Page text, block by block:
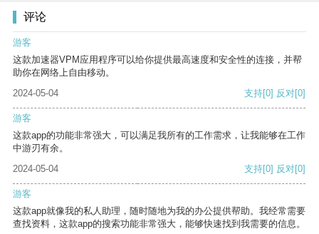
评论
游客
这款加速器VPM应用程序可以给你提供最高速度和安全性的连接，并帮
助你在网络上自由移动。
2024-05-04
支持[0] 反对[0]
游客
这款app的功能非常强大，可以满足我所有的工作需求，让我能够在工作
中游刃有余。
2024-05-04
支持[0] 反对[0]
游客
这款app就像我的私人助理，随时随地为我的办公提供帮助。我经常需要
查找资料，这款app的搜索功能非常强大，能够快速找到我需要的信息。